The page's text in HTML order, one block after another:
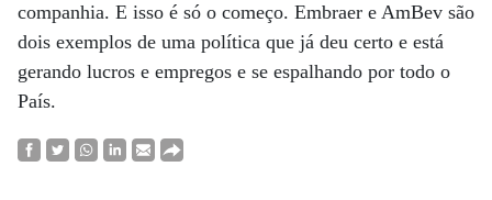
companhia. E isso é só o começo. Embraer e AmBev são
dois exemplos de uma política que já deu certo e está
gerando lucros e empregos e se espalhando por todo o
País.